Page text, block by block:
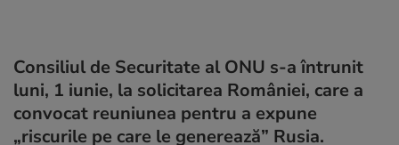
Consiliul de Securitate al ONU s-a întrunit
luni, 1 iunie, la solicitarea României, care a
convocat reuniunea pentru a expune
„riscurile pe care le generează” Rusia.